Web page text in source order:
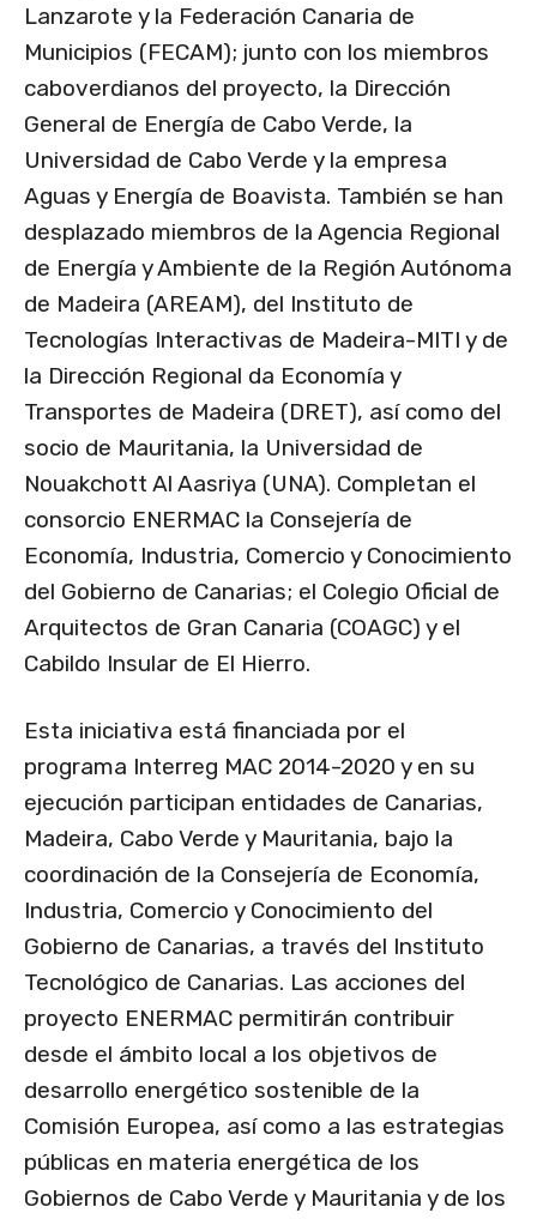
Lanzarote y la Federación Canaria de
Municipios (FECAM); junto con los miembros
caboverdianos del proyecto, la Dirección
General de Energía de Cabo Verde, la
Universidad de Cabo Verde y la empresa
Aguas y Energía de Boavista. También se han
desplazado miembros de la Agencia Regional
de Energía y Ambiente de la Región Autónoma
de Madeira (AREAM), del Instituto de
Tecnologías Interactivas de Madeira-MITI y de
la Dirección Regional da Economía y
Transportes de Madeira (DRET), así como del
socio de Mauritania, la Universidad de
Nouakchott Al Aasriya (UNA). Completan el
consorcio ENERMAC la Consejería de
Economía, Industria, Comercio y Conocimiento
del Gobierno de Canarias; el Colegio Oficial de
Arquitectos de Gran Canaria (COAGC) y el
Cabildo Insular de El Hierro.
Esta iniciativa está financiada por el
programa Interreg MAC 2014-2020 y en su
ejecución participan entidades de Canarias,
Madeira, Cabo Verde y Mauritania, bajo la
coordinación de la Consejería de Economía,
Industria, Comercio y Conocimiento del
Gobierno de Canarias, a través del Instituto
Tecnológico de Canarias. Las acciones del
proyecto ENERMAC permitirán contribuir
desde el ámbito local a los objetivos de
desarrollo energético sostenible de la
Comisión Europea, así como a las estrategias
públicas en materia energética de los
Gobiernos de Cabo Verde y Mauritania y de los